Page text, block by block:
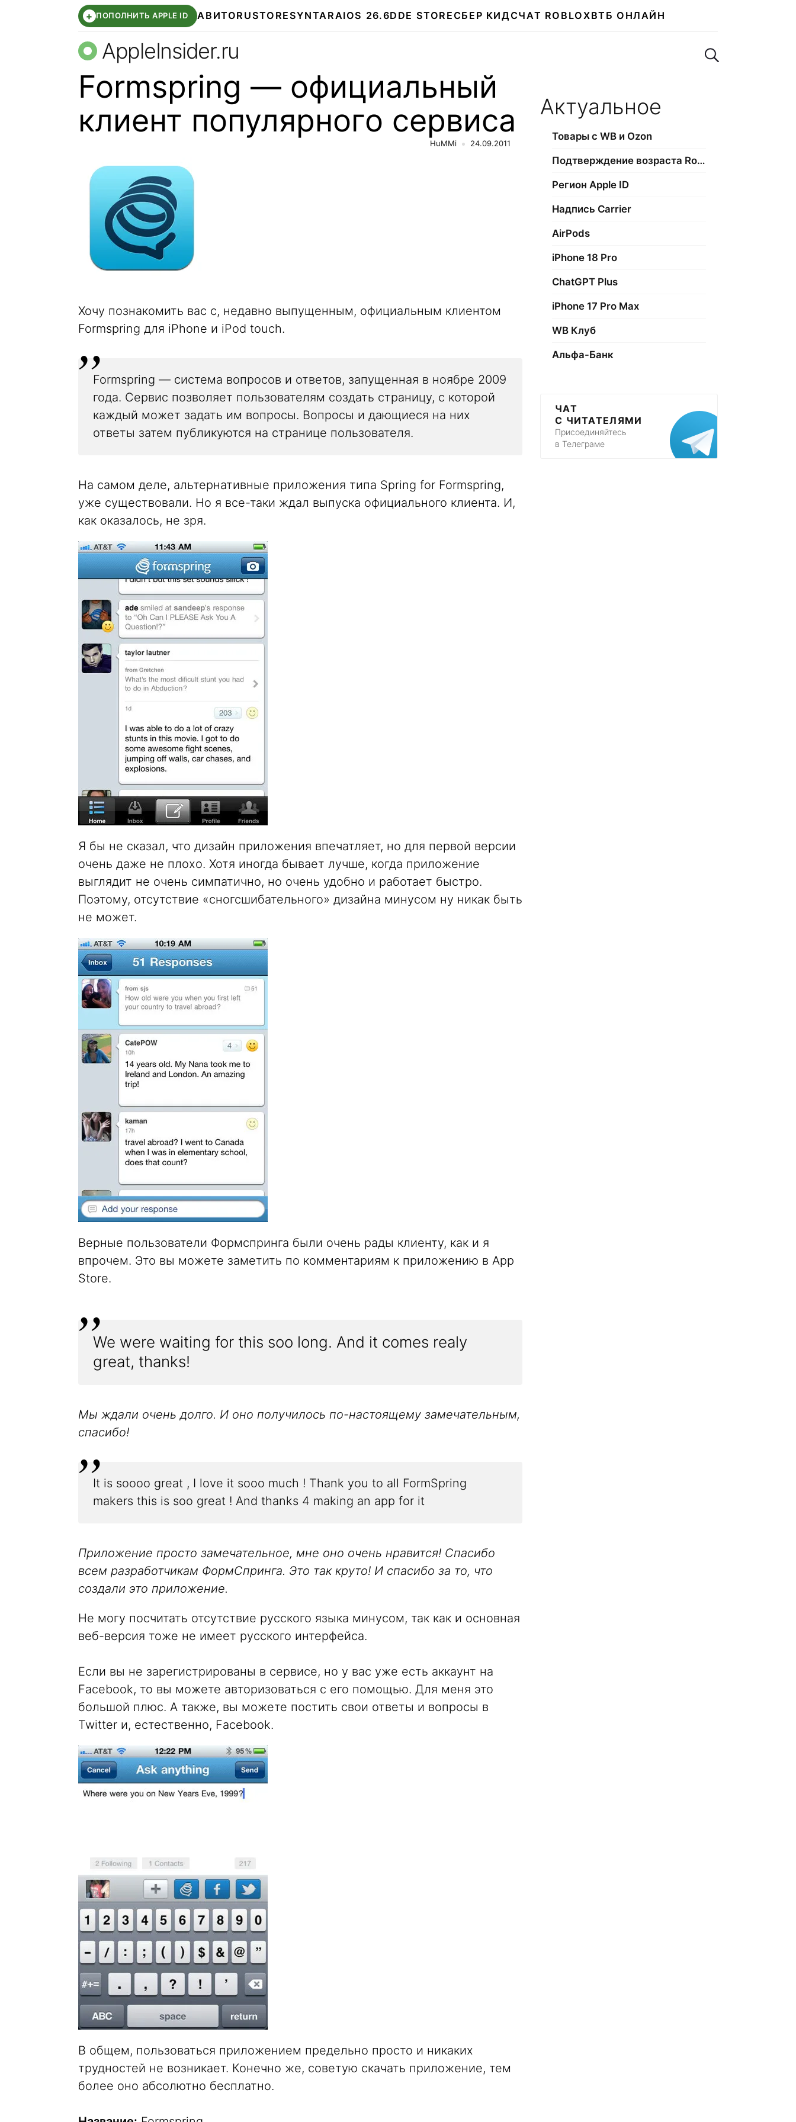
+ ПОПОЛНИТЬ APPLE ID АВИТОRUSTORESYNTARAIOS 26.6DDE STORE СБЕР КИДСЧАТ ROBLOXВТБ ОНЛАЙН
AppleInsider.ru Поиск по сайту
Formspring — официальный
клиент популярного сервиса
HuMMi 24.09.2011
Хочу познакомить вас с, недавно выпущенным, официальным клиентом
Formspring для iPhone и iPod touch.
Formspring — система вопросов и ответов, запущенная в ноябре 2009
года. Сервис позволяет пользователям создать страницу, с которой
каждый может задать им вопросы. Вопросы и дающиеся на них
ответы затем публикуются на странице пользователя.
На самом деле, альтернативные приложения типа Spring for Formspring,
уже существовали. Но я все-таки ждал выпуска официального клиента. И,
как оказалось, не зря.
Я бы не сказал, что дизайн приложения впечатляет, но для первой версии
очень даже не плохо. Хотя иногда бывает лучше, когда приложение
выглядит не очень симпатично, но очень удобно и работает быстро.
Поэтому, отсутствие «сногсшибательного» дизайна минусом ну никак быть
не может.
Верные пользователи Формспринга были очень рады клиенту, как и я
впрочем. Это вы можете заметить по комментариям к приложению в App
Store.
We were waiting for this soo long. And it comes realy
great, thanks!
Мы ждали очень долго. И оно получилось по-настоящему замечательным,
спасибо!
It is soooo great , I love it sooo much ! Thank you to all FormSpring
makers this is soo great ! And thanks 4 making an app for it
Приложение просто замечательное, мне оно очень нравится! Спасибо
всем разработчикам ФормСпринга. Это так круто! И спасибо за то, что
создали это приложение.
Не могу посчитать отсутствие русского языка минусом, так как и основная
веб-версия тоже не имеет русского интерфейса.
Если вы не зарегистрированы в сервисе, но у вас уже есть аккаунт на
Facebook, то вы можете авторизоваться с его помощью. Для меня это
большой плюс. А также, вы можете постить свои ответы и вопросы в
Twitter и, естественно, Facebook.
В общем, пользоваться приложением предельно просто и никаких
трудностей не возникает. Конечно же, советую скачать приложение, тем
более оно абсолютно бесплатно.
Актуальное
Товары с WB и Ozon
Подтверждение возраста Roblox
Регион Apple ID
Надпись Carrier
AirPods
iPhone 18 Pro
ChatGPT Plus
iPhone 17 Pro Max
WB Клуб
Альфа-Банк
ЧАТ
С ЧИТАТЕЛЯМИ
Присоединяйтесь
в Телеграме